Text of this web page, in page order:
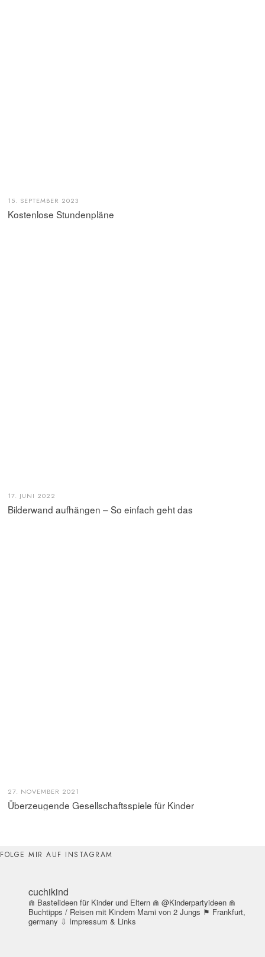
15. SEPTEMBER 2023
Kostenlose Stundenpläne
17. JUNI 2022
Bilderwand aufhängen – So einfach geht das
27. NOVEMBER 2021
Überzeugende Gesellschaftsspiele für Kinder
FOLGE MIR AUF INSTAGRAM
cuchikind
⋒ Bastelideen für Kinder und Eltern ⋒ @Kinderpartyideen ⋒
Buchtipps / Reisen mit Kindern Mami von 2 Jungs ⚑ Frankfurt,
germany ⇩ Impressum & Links